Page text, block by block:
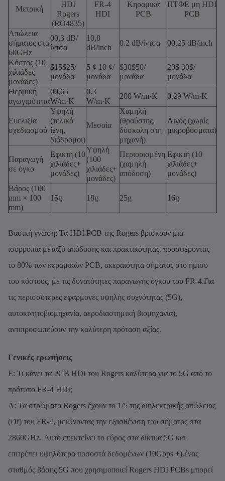
Μετρική
HDI
Rogers
(RO4835)
FR-4
HDI
Κηραμικά
PCB
ΠΤΦΕ μη HDI
PCB
Απώλεια
σήματος στα
60GHz
00,3 dB/
ίντσα
10,8
dB/inch
0.2 dB/ίντσα 00,25 dB/inch
Κόστος (10
χιλιάδες
μονάδες)
$15$25/
μονάδα
5 ¢ 10 ¢/
μονάδα
$30$50/
μονάδα
20$ 30$/
μονάδα
Θερμική
αγωγιμότητα
00,65
W/m·K
0.3
W/m·K
200 W/m·K 0.29 W/m·K
Ευελιξία
σχεδιασμού
Υψηλή
(τελικά
ίχνη,
διάδρομοι)
Μεσαία
Χαμηλή
(θραύστης,
δύσκολη στη
μηχανή)
Λιγός (χωρίς
μικροβύσματα)
Παραγωγή
σε όγκο
Εφικτή (10
χιλιάδες+
μονάδες)
Υψηλή
(100
χιλιάδες+
μονάδες)
Περιορισμένη
(χαμηλή
απόδοση)
Εφικτή (10
χιλιάδες+
μονάδες)
Βάρος (100
mm × 100
mm)
15g 18g 25g 16g
Βασική γνώση: Τα HDI PCB της Rogers βρίσκουν μια
ισορροπία μεταξύ απόδοσης και πρακτικότητας, προσφέροντας
το 80% των κεραμικών PCB, ακεραιότητα σήματος στο ήμισυ
του κόστους, με τις δυνατότητες παραγωγής όγκου του FR-4.Για
τις περισσότερες εφαρμογές υψηλής συχνότητας (5G),
αυτοκινητοβιομηχανία, αεροδιαστημική βιομηχανία),
αντιπροσωπεύουν την καλύτερη πρόταση αξίας.
Γενικές ερωτήσεις
Ε: Τι κάνει τα PCB HDI του Rogers καλύτερα για το 5G από το
πρότυπο FR-4 HDI;
Α: Τα στρώματα Rogers έχουν το 1/5 της διηλεκτρικής απώλειας
(Df) του FR-4, μειώνοντας την εξασθένιση του σήματος στα
2860GHz. Αυτό επεκτείνει το εύρος στα δίκτυα 5G και
επιτρέπει υψηλότερα ποσοστά δεδομένων (10Gbps +).ένας
σταθμός βάσης 5G που χρησιμοποιεί Rogers HDI PCBs μπορεί